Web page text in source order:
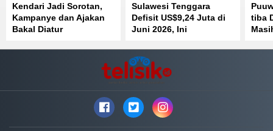
Kendari Jadi Sorotan,
Kampanye dan Ajakan
Bakal Diatur
Sulawesi Tenggara
Defisit US$9,24 Juta di
Juni 2026, Ini
tiba